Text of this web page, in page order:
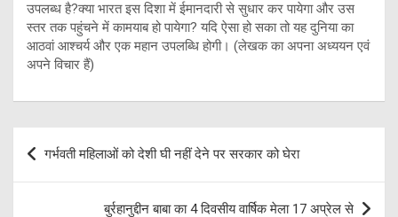
उपलब्ध है?क्या भारत इस दिशा में ईमानदारी से सुधार कर पायेगा और उस
स्तर तक पहुंचने में कामयाब हो पायेगा? यदि ऐसा हो सका तो यह दुनिया का
आठवां आश्चर्य और एक महान उपलब्धि होगी। (लेखक का अपना अध्ययन एवं
अपने विचार हैं)
Post
navigation
गर्भवती महिलाओं को देशी घी नहीं देने पर सरकार को घेरा
बुर्रहानुद्दीन बाबा का 4 दिवसीय वार्षिक मेला 17 अप्रेल से